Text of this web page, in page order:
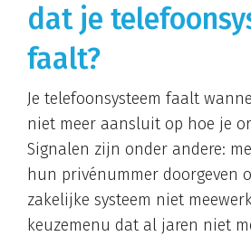
dat je
faalt?
Je telefoonsysteem faalt
niet meer aansluit op hoe je
Signalen zijn onder andere:
hun privénummer doorgeven
zakelijke systeem niet
keuzemenu dat al jaren niet